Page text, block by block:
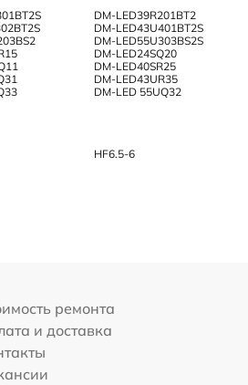
DM-LED39R201BT2
DM-LED43U401BT2S
DM-LED55U303BS2S
DM-LED24SQ20
DM-LED40SR25
DM-LED43UR35
DM-LED 55UQ32
HF6.5-6
ремонта
и доставка